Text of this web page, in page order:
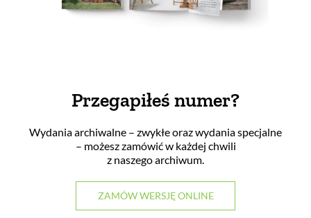
Przegapiłeś numer?
Wydania archiwalne – zwykłe oraz wydania specjalne
– możesz zamówić w każdej chwili
z naszego archiwum.
ZAMÓW WERSJĘ ONLINE